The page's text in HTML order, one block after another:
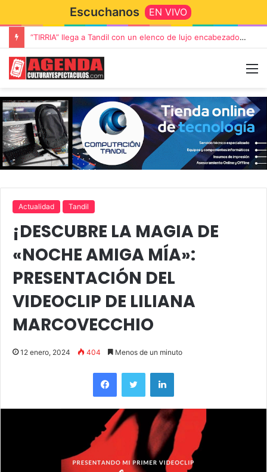
Escuchanos EN VIVO
“TIRRIA” llega a Tandil con un elenco de lujo encabezado por Capusotto, Spregelburd y Stefani
Actualidad Tandil
¡DESCUBRE LA MAGIA DE
«NOCHE AMIGA MÍA»:
PRESENTACIÓN DEL
VIDEOCLIP DE LILIANA
MARCOVECCHIO
12 enero, 2024 404 Menos de un minuto